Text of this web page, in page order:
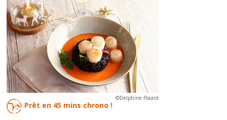
©Delphine Pocard
Prêt en 45 mins chrono !